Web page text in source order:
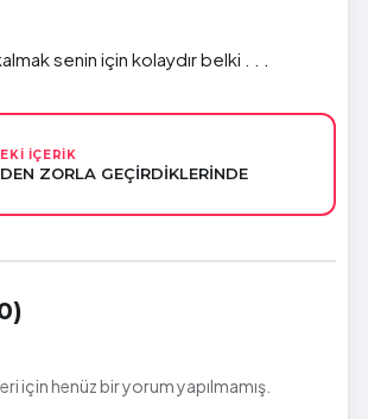
senin için kolaydır belki . . .
İÇERİK
ZORLA GEÇİRDİKLERİNDE
için henüz bir yorum yapılmamış.